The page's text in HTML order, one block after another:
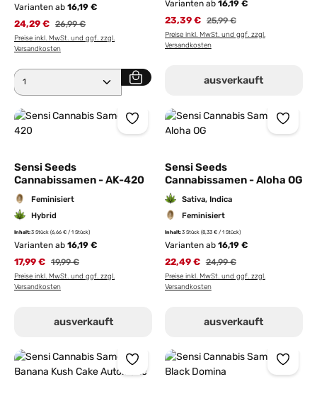
Varianten ab 16,19 €
24,29 € 26,99 €
Preise inkl. MwSt. und ggf. zzgl.
Versandkosten
Produkt Anzahl: Gib den gewünschten Wert ein
Varianten ab16,19 €
23,39 € 25,99 €
Preise inkl. MwSt. und ggf. zzgl.
Versandkosten
ausverkauft
Sensi Seeds
Cannabissamen - AK-420
Feminisiert
Hybrid
Inhalt:3 Stück (6,66 € / 1 Stück)
Varianten ab 16,19 €
17,99 € 19,99 €
Preise inkl. MwSt. und ggf. zzgl.
Versandkosten
ausverkauft
Sensi Seeds
Cannabissamen - Aloha OG
Sativa, Indica
Feminisiert
Inhalt:3 Stück (8,33 € / 1 Stück)
Varianten ab16,19 €
22,49 € 24,99 €
Preise inkl. MwSt. und ggf. zzgl.
Versandkosten
ausverkauft